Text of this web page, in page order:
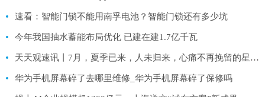
速看：智能门锁不能用南孚电池？智能门锁还有多少坑
今年我国抽水蓄能布局优化 已建在建1.7亿千瓦
天天观速讯丨7月，夏季已来，人未归来，心痛不再挽留的星座，放下便是爱
华为手机屏幕碎了去哪里维修_华为手机屏幕碎了保修吗